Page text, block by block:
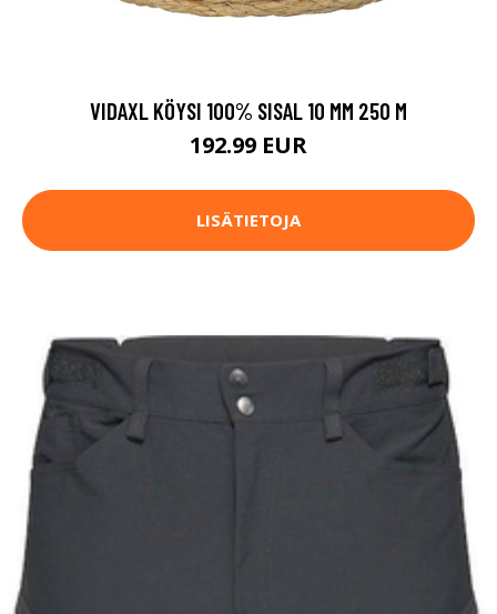
VIDAXL KÖYSI 100% SISAL 10 MM 250 M
192.99 EUR
LISÄTIETOJA